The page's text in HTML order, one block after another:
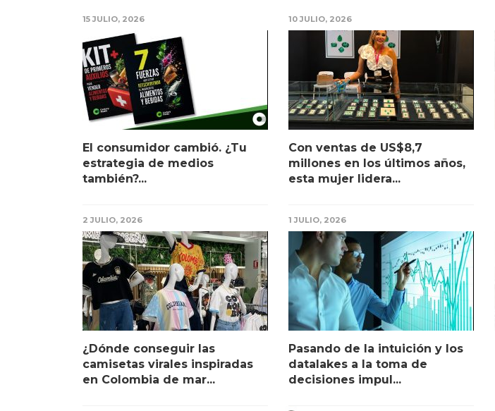
15 JULIO, 2026
El consumidor cambió. ¿Tu
estrategia de medios
también?...
10 JULIO, 2026
Con ventas de US$8,7
millones en los últimos años,
esta mujer lidera...
2 JULIO, 2026
¿Dónde conseguir las
camisetas virales inspiradas
en Colombia de mar...
1 JULIO, 2026
Pasando de la intuición y los
datalakes a la toma de
decisiones impul...